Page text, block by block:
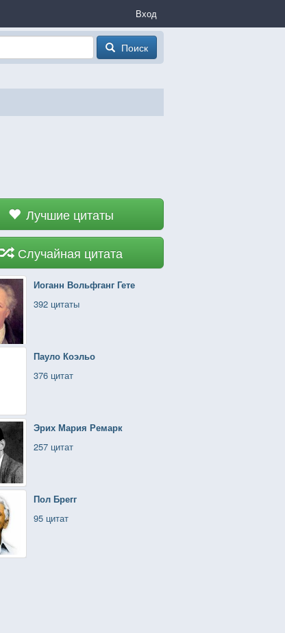
Вход
Поиск
Лучшие цитаты
Случайная цитата
Иоганн Вольфганг Гете
392 цитаты
Пауло Коэльо
376 цитат
Эрих Мария Ремарк
257 цитат
Пол Брегг
95 цитат